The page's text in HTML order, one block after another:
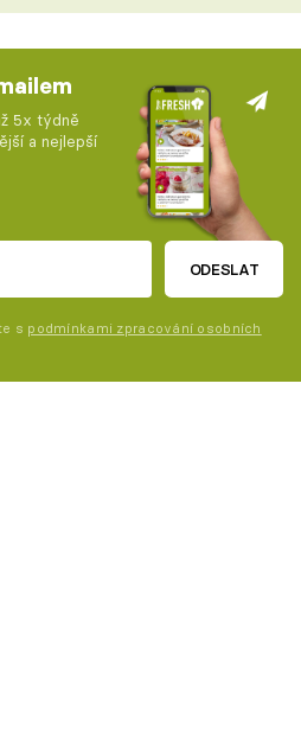
5x týdně
a nejlepší
ODESLAT
s podmínkami zpracování osobních